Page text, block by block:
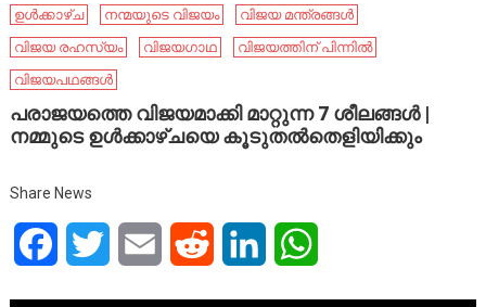
ഉൾക്കാഴ്ച നന്മയുടെ വിജയം
വിജയ മന്ത്രങ്ങൾ
വിജയ രഹസ്യം
വിജയഗാഥ
വിജയത്തിന് പിന്നിൽ
വിജയപഥങ്ങൾ
പരാജയത്തെ വിജയമാക്കി മാറ്റുന്ന 7 ശീലങ്ങൾ |
നമ്മുടെ ഉൾക്കാഴ്ചയെ കൂടുതൽതെളിയിക്കും
Share News
FacebookTwitter Email Reddit LinkedIn